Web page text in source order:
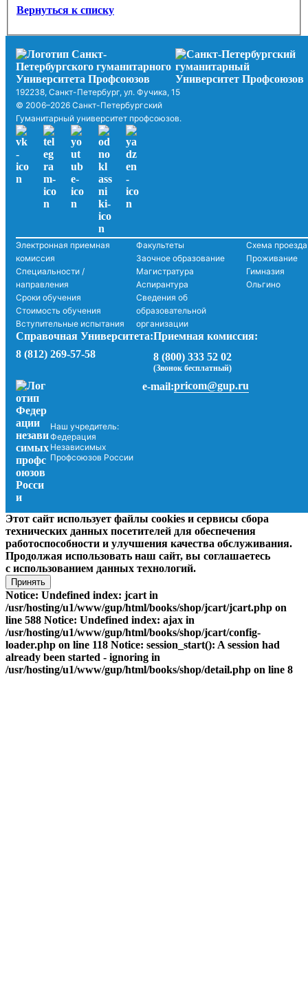
Вернуться к списку
192238, Санкт-Петербург, ул. Фучика, 15
© 2006–2026 Санкт-Петербургский
Гуманитарный университет профсоюзов.
Электронная приемная
комиссия
Специальности /
направления
Сроки обучения
Стоимость обучения
Вступительные испытания
Факультеты
Заочное образование
Магистратура
Аспирантура
Сведения об
образовательной
организации
Схема проезда
Проживание
Гимназия
Ольгино
Справочная Университета:
8 (812) 269-57-58
Приемная комиссия:
8 (800) 333 52 02
(Звонок бесплатный)
Наш учредитель:
Федерация
Независимых
Профсоюзов России
e-mail:pricom@gup.ru
Этот сайт использует файлы cookies и сервисы сбора
технических данных посетителей для обеспечения
работоспособности и улучшения качества обслуживания.
Продолжая использовать наш сайт, вы соглашаетесь
с использованием данных технологий.
Принять
Notice: Undefined index: jcart in
/usr/hosting/u1/www/gup/html/books/shop/jcart/jcart.php on
line 588 Notice: Undefined index: ajax in
/usr/hosting/u1/www/gup/html/books/shop/jcart/config-
loader.php on line 118 Notice: session_start(): A session had
already been started - ignoring in
/usr/hosting/u1/www/gup/html/books/shop/detail.php on line 8